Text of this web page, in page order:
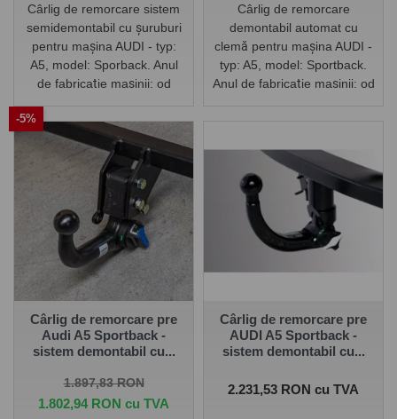
Cârlig de remorcare sistem
semidemontabil cu șuruburi
pentru mașina AUDI - typ:
A5, model: Sporback. Anul
de fabricație mașinii: od
Cârlig de remorcare
demontabil automat cu
clemă pentru mașina AUDI -
typ: A5, model: Sportback.
Anul de fabricație mașinii: od
-5%
Cârlig de remorcare pre
Audi A5 Sportback -
sistem demontabil cu...
Pret de baza
1.897,83 RONPret
1.802,94 RON cu TVA
Cârlig de remorcare pre
AUDI A5 Sportback -
sistem demontabil cu...
Pret
2.231,53 RON cu TVA